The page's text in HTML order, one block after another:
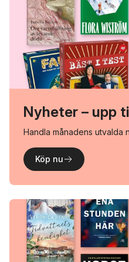
Nyheter – upp
Handla månadens utvalda
Köp nu